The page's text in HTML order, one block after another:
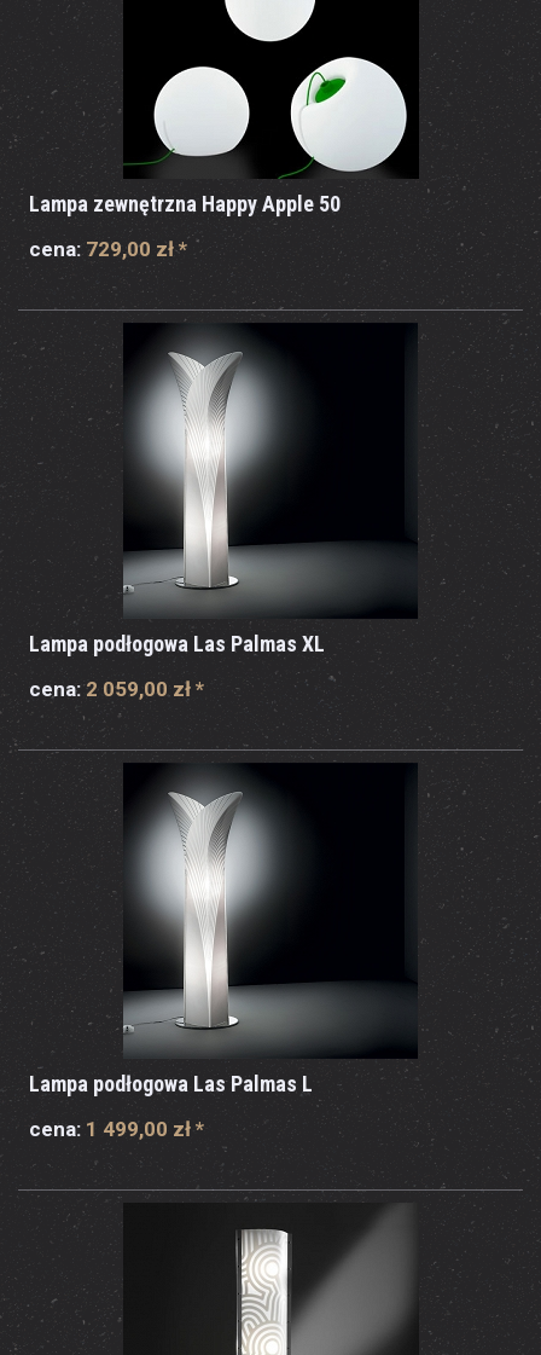
Lampa zewnętrzna Happy Apple 50
cena: 729,00 zł*
Lampa podłogowa Las Palmas XL
cena: 2 059,00 zł *
Lampa podłogowa Las Palmas L
cena: 1 499,00 zł *